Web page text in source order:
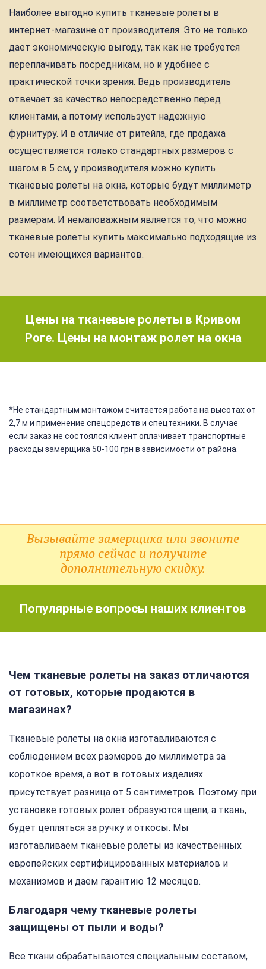
Наиболее выгодно купить тканевые ролеты в
интернет-магазине от производителя. Это не только
дает экономическую выгоду, так как не требуется
переплачивать посредникам, но и удобнее с
практической точки зрения. Ведь производитель
отвечает за качество непосредственно перед
клиентами, а потому использует надежную
фурнитуру. И в отличие от ритейла, где продажа
осуществляется только стандартных размеров с
шагом в 5 см, у производителя можно купить
тканевые ролеты на окна, которые будут миллиметр
в миллиметр соответствовать необходимым
размерам. И немаловажным является то, что можно
тканевые ролеты купить максимально подходящие из
сотен имеющихся вариантов.
Цены на тканевые ролеты в Кривом
Роге. Цены на монтаж ролет на окна
*Не стандартным монтажом считается работа на высотах от
2,7 м и применение спецсредств и спецтехники. В случае
если заказ не состоялся клиент оплачивает транспортные
расходы замерщика 50-100 грн в зависимости от района.
Вызывайте замерщика или звоните
прямо сейчас и получите
дополнительную скидку.
Популярные вопросы наших клиентов
Чем тканевые ролеты на заказ отличаются
от готовых, которые продаются в
магазинах?
Тканевые ролеты на окна изготавливаются с
соблюдением всех размеров до миллиметра за
короткое время, а вот в готовых изделиях
присутствует разница от 5 сантиметров. Поэтому при
установке готовых ролет образуются щели, а ткань,
будет цепляться за ручку и откосы. Мы
изготавливаем тканевые ролеты из качественных
европейских сертифицированных материалов и
механизмов и даем гарантию 12 месяцев.
Благодаря чему тканевые ролеты
защищены от пыли и воды?
Все ткани обрабатываются специальным составом,